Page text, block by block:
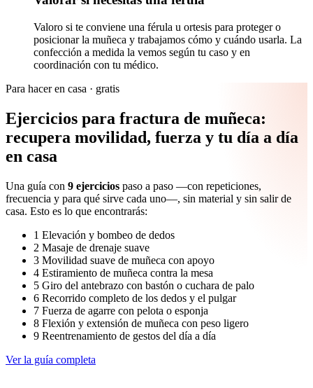
Valoro si te conviene una férula u ortesis para proteger o
posicionar la muñeca y trabajamos cómo y cuándo usarla. La
confección a medida la vemos según tu caso y en
coordinación con tu médico.
Para hacer en casa · gratis
Ejercicios para fractura de muñeca:
recupera movilidad, fuerza y tu día a día
en casa
Una guía con 9 ejercicios paso a paso —con repeticiones,
frecuencia y para qué sirve cada uno—, sin material y sin salir de
casa. Esto es lo que encontrarás:
1 Elevación y bombeo de dedos
2 Masaje de drenaje suave
3 Movilidad suave de muñeca con apoyo
4 Estiramiento de muñeca contra la mesa
5 Giro del antebrazo con bastón o cuchara de palo
6 Recorrido completo de los dedos y el pulgar
7 Fuerza de agarre con pelota o esponja
8 Flexión y extensión de muñeca con peso ligero
9 Reentrenamiento de gestos del día a día
Ver la guía completa